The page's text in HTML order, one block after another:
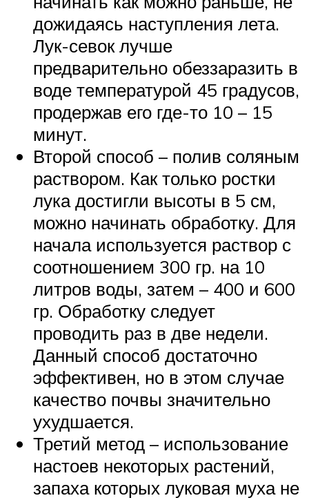
дожидаясь наступления лета.
Лук-севок лучше
предварительно обеззаразить в
воде температурой 45 градусов,
продержав его где-то 10 – 15
минут.
Второй способ – полив соляным
раствором. Как только ростки
лука достигли высоты в 5 см,
можно начинать обработку. Для
начала используется раствор с
соотношением 300 гр. на 10
литров воды, затем – 400 и 600
гр. Обработку следует
проводить раз в две недели.
Данный способ достаточно
эффективен, но в этом случае
качество почвы значительно
ухудшается.
Третий метод – использование
настоев некоторых растений,
запаха которых луковая муха не